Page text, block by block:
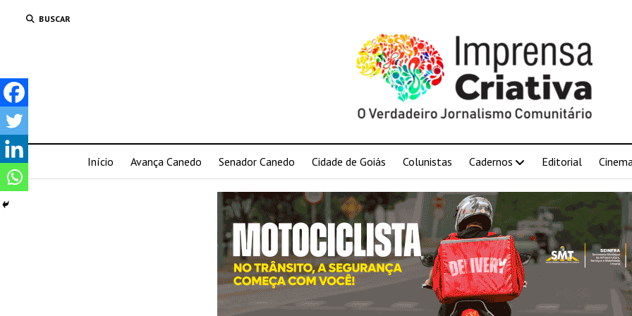
BUSCAR
Início Avança Canedo Senador Canedo Cidade de Goiás Colunistas Cadernos Editorial